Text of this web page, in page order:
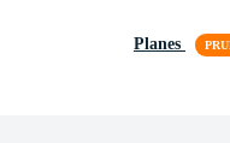
Planes